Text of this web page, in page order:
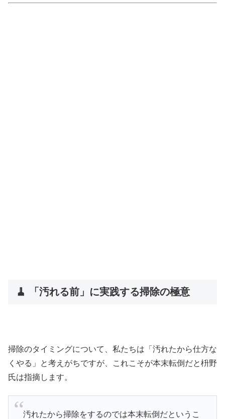
🧹 「汚れる前」に実践する掃除の極意
掃除のタイミングについて、私たちは「汚れたから仕方な
くやる」と考えがちですが、これこそが本末転倒だと枡野
氏は指摘します。
汚れたから掃除をするのでは本末転倒だというこ